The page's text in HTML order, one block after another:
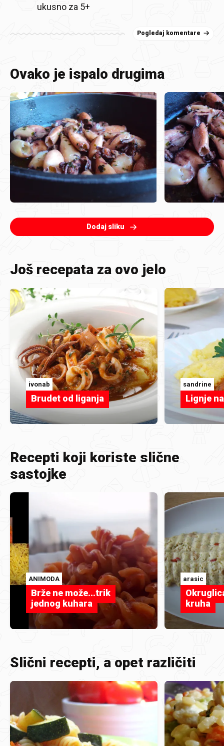
ukusno za 5+
Pogledaj komentare
Ovako je ispalo drugima
Dodaj sliku
Još recepata za ovo jelo
ivonab
Brudet od liganja
sandrine
Lignje
Recepti koji koriste slične
sastojke
ANIMODA
Brže ne može...trik
jednog kuhara
arasic
kruha
Slični recepti, a opet različiti